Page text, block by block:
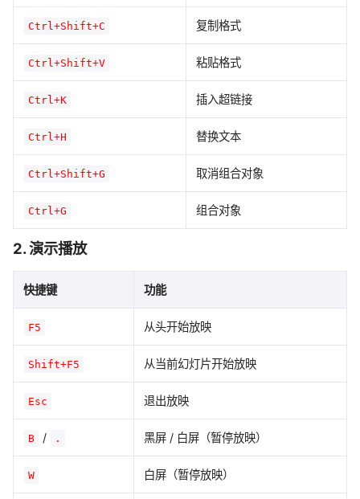
Ctrl+Shift+C 复制格式
Ctrl+Shift+V 粘贴格式
Ctrl+K 插入超链接
Ctrl+H 替换文本
Ctrl+Shift+G 取消组合对象
Ctrl+G 组合对象
2. 演示播放
快捷键 功能
F5 从头开始放映
Shift+F5 从当前幻灯片开始放映
Esc 退出放映
B / . 黑屏 / 白屏（暂停放映）
W 白屏（暂停放映）